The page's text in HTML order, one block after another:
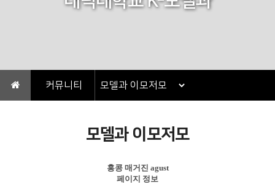
커뮤니티
모델과 이모저모
홍콩 매거진 agust
페이지 정보